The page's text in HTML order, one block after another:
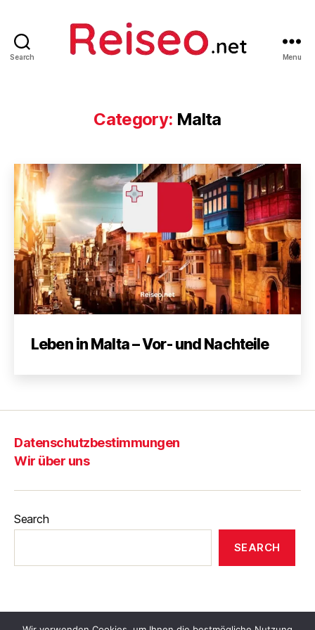
Search Menu
Category: Malta
Leben in Malta – Vor- und Nachteile
Datenschutzbestimmungen
Wir über uns
Search
SEARCH